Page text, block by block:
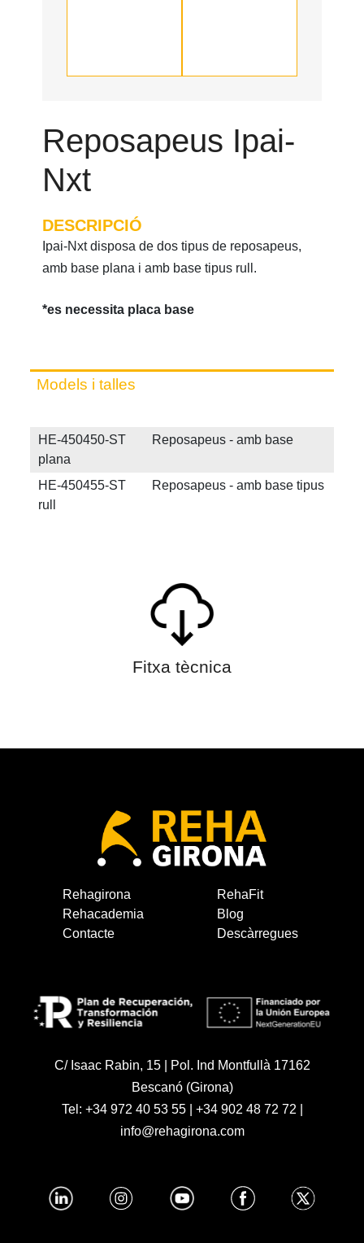
Reposapeus Ipai-
Nxt
DESCRIPCIÓ
Ipai-Nxt disposa de dos tipus de reposapeus,
amb base plana i amb base tipus rull.
*es necessita placa base
Models i talles
HE-450450-ST Reposapeus - amb base
plana
HE-450455-ST Reposapeus - amb base tipus
rull
Fitxa tècnica
Rehagirona
RehaFit
Rehacademia
Blog
Contacte
Descàrregues
C/ Isaac Rabin, 15 | Pol. Ind Montfullà 17162
Bescanó (Girona)
Tel: +34 972 40 53 55| +34 902 48 72 72
info@rehagirona.com